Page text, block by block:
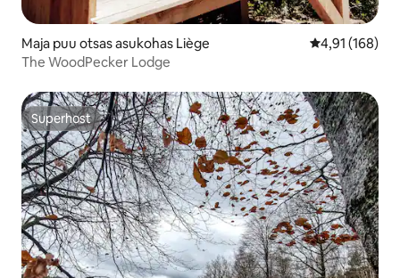
Maja puu otsas asukohas Liège Keskmine
4,91 (168)
The WoodPecker Lodge
Superhost
Superhost